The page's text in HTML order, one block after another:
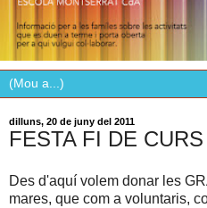
dilluns, 20 de juny del 2011
FESTA FI DE CURS
Des d'aquí volem donar les
mares, que com a voluntaris,